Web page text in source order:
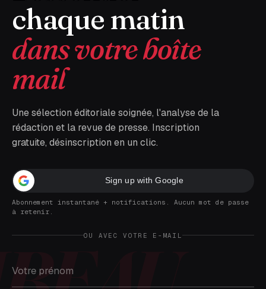
chaque matin
dans votre boîte
mail
Une sélection éditoriale soignée, l'analyse de la
rédaction et la revue de presse. Inscription
gratuite, désinscription en un clic.
Sign up with Google
Abonnement instantané + notifications. Aucun mot de passe
à retenir.
OU AVEC VOTRE E-MAIL